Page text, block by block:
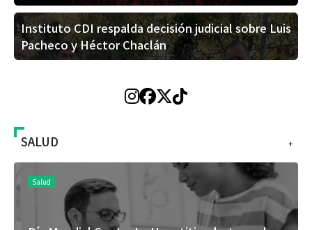
Instituto CDI respalda decisión judicial sobre Luis
Pacheco y Héctor Chaclán
+
SALUD
Salud